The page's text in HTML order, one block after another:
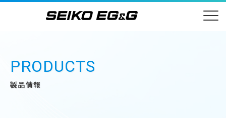
PRODUCTS
製品情報